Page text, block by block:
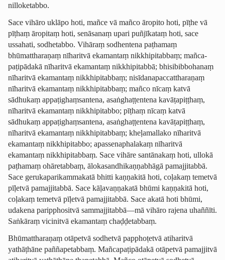
nilloketabbo.
Sace vihāro uklāpo hoti, mañce vā mañco āropito hoti, pīṭhe vā
pīṭhaṃ āropitaṃ hoti, senāsanaṃ upari puñjīkataṃ hoti, sace
ussahati, sodhetabbo. Vihāraṃ sodhentena paṭhamaṃ
bhūmattharaṇaṃ nīharitvā ekamantaṃ nikkhipitabbaṃ; mañca­
paṭi­pādakā nīharitvā ekamantaṃ nikkhipitabbā; bhisi­bibbo­hanaṃ
nīharitvā ekamantaṃ nikkhipitabbaṃ; nisīda­na­pac­cattha­ra­ṇaṃ
nīharitvā ekamantaṃ nikkhipitabbaṃ; mañco nīcaṃ katvā
sādhukaṃ appaṭi­ghaṃ­san­tena, asaṅghaṭ­ṭentena kavāṭapiṭṭhaṃ,
nīharitvā ekamantaṃ nikkhipitabbo; pīṭhaṃ nīcaṃ katvā
sādhukaṃ appaṭi­ghaṃ­san­tena, asaṅghaṭ­ṭentena kavāṭapiṭṭhaṃ,
nīharitvā ekamantaṃ nikkhipitabbaṃ; kheḷamallako nīharitvā
ekamantaṃ nikkhipitabbo; apas­sena­phala­kaṃ nīharitvā
ekamantaṃ nikkhipitabbaṃ. Sace vihāre santānakaṃ hoti, ullokā
paṭhamaṃ ohāretabbaṃ, ālokasan­dhi­kaṇṇa­bhāgā pamajjitabbā.
Sace geruka­pari­kamma­katā bhitti kaṇṇakitā hoti, coḷakaṃ temetvā
pīḷetvā pamajjitabbā. Sace kāḷavaṇṇakatā bhūmi kaṇṇakitā hoti,
coḷakaṃ temetvā pīḷetvā pamajjitabbā. Sace akatā hoti bhūmi,
udakena paripphositvā sammajjitabbā—mā vihāro rajena uhaññīti.
Saṅkāraṃ vicinitvā ekamantaṃ chaḍḍetabbaṃ.
Bhūmattharaṇaṃ otāpetvā sodhetvā papphoṭetvā atiharitvā
yathāṭhāne paññapetabbaṃ. Mañca­paṭi­pādakā otāpetvā pamajjitvā